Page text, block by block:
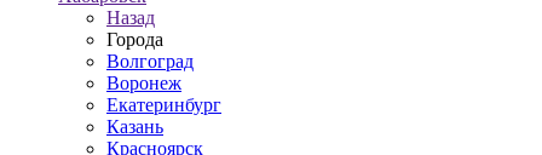
Назад
Города
Волгоград
Воронеж
Екатеринбург
Казань
Красноярск